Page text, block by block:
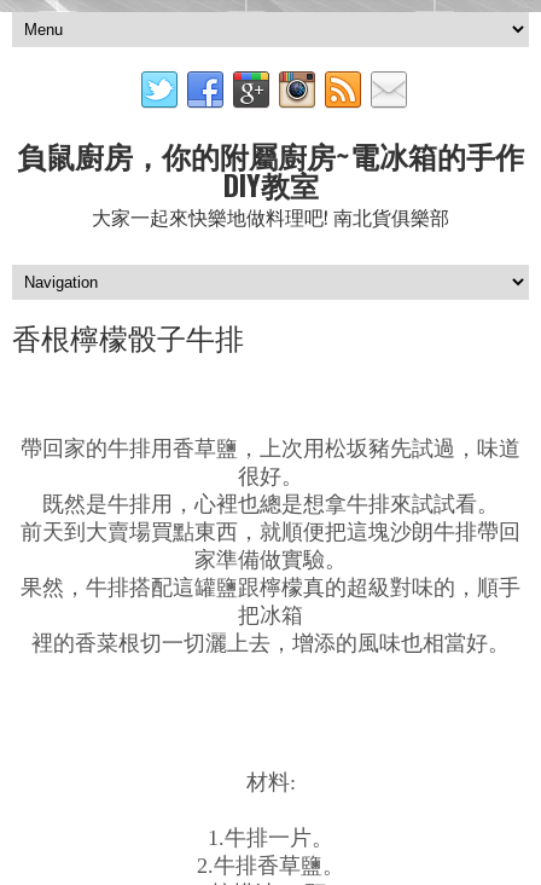
負鼠廚房，你的附屬廚房~電冰箱的手作
DIY教室
大家一起來快樂地做料理吧! 南北貨俱樂部
香根檸檬骰子牛排
帶回家的牛排用香草鹽，上次用松坂豬先試過，味道
很好。
既然是牛排用，心裡也總是想拿牛排來試試看。
前天到大賣場買點東西，就順便把這塊沙朗牛排帶回
家準備做實驗。
果然，牛排搭配這罐鹽跟檸檬真的超級對味的，順手
把冰箱
裡的香菜根切一切灑上去，增添的風味也相當好。
材料:
1.牛排一片。
2.牛排香草鹽。